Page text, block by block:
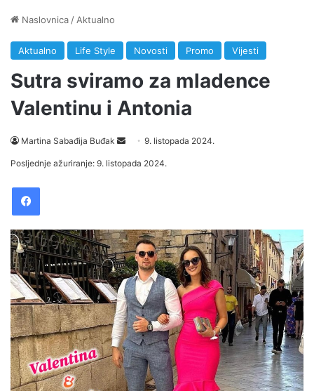
Naslovnica / Aktualno
Aktualno Life Style Novosti Promo Vijesti
Sutra sviramo za mladence
Valentinu i Antonia
Martina Sabađija Buđak
e
m
a
i
l
9. listopada 2024.
Posljednje ažuriranje: 9. listopada 2024.